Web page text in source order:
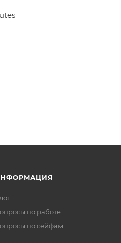
по работе
по сейфам